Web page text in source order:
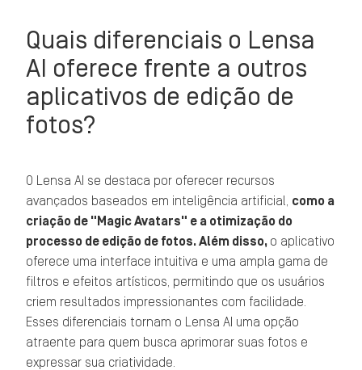
Quais diferenciais o Lensa
AI oferece frente a outros
aplicativos de edição de
fotos?
O Lensa AI se destaca por oferecer recursos
avançados baseados em inteligência artificial, como a
criação de "Magic Avatars" e a otimização do
processo de edição de fotos. Além disso, o aplicativo
oferece uma interface intuitiva e uma ampla gama de
filtros e efeitos artísticos, permitindo que os usuários
criem resultados impressionantes com facilidade.
Esses diferenciais tornam o Lensa AI uma opção
atraente para quem busca aprimorar suas fotos e
expressar sua criatividade.